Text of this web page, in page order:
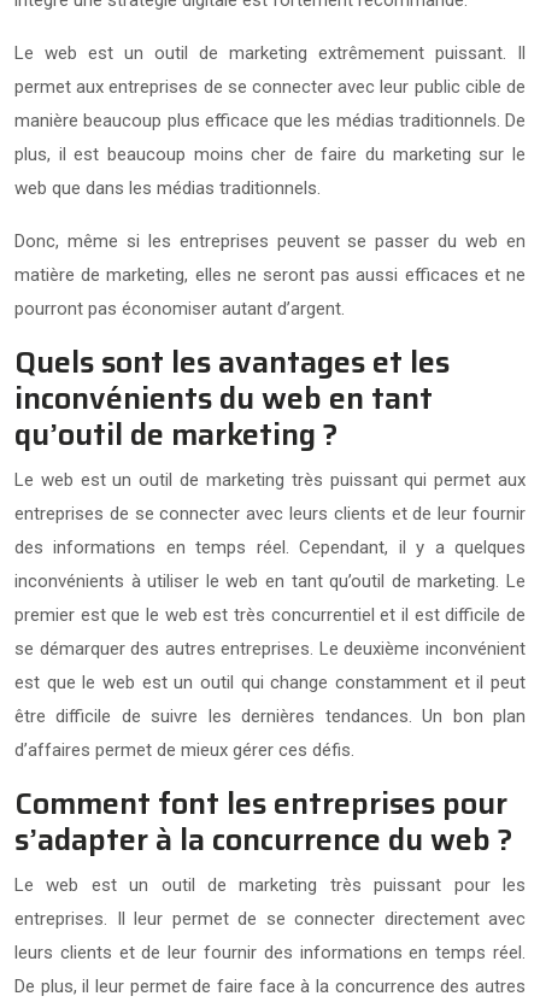
Le web est un outil de marketing extrêmement puissant. Il
permet aux entreprises de se connecter avec leur public cible de
manière beaucoup plus efficace que les médias traditionnels. De
plus, il est beaucoup moins cher de faire du marketing sur le
web que dans les médias traditionnels.
Donc, même si les entreprises peuvent se passer du web en
matière de marketing, elles ne seront pas aussi efficaces et ne
pourront pas économiser autant d’argent.
Quels sont les avantages et les
inconvénients du web en tant
qu’outil de marketing ?
Le web est un outil de marketing très puissant qui permet aux
entreprises de se connecter avec leurs clients et de leur fournir
des informations en temps réel. Cependant, il y a quelques
inconvénients à utiliser le web en tant qu’outil de marketing. Le
premier est que le web est très concurrentiel et il est difficile de
se démarquer des autres entreprises. Le deuxième inconvénient
est que le web est un outil qui change constamment et il peut
être difficile de suivre les dernières tendances. Un bon plan
d’affaires permet de mieux gérer ces défis.
Comment font les entreprises pour
s’adapter à la concurrence du web ?
Le web est un outil de marketing très puissant pour les
entreprises. Il leur permet de se connecter directement avec
leurs clients et de leur fournir des informations en temps réel.
De plus, il leur permet de faire face à la concurrence des autres